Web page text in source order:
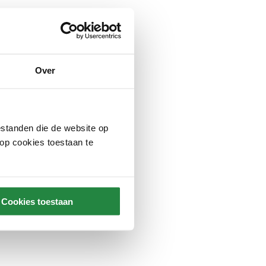
Over
die de website op
cookies toestaan te
Cookies toestaan